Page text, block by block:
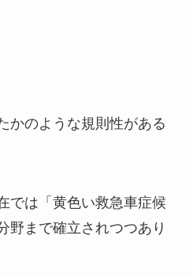
かのような規則性がある
では「黄色い救急車症候
野まで確立されつつあり